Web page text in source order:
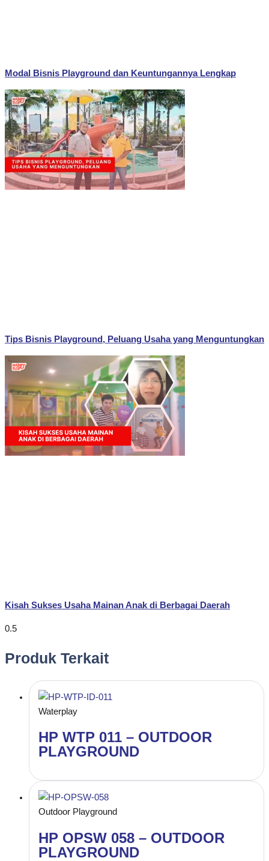
Modal Bisnis Playground dan Keuntungannya Lengkap
Tips Bisnis Playground, Peluang Usaha yang Menguntungkan
Kisah Sukses Usaha Mainan Anak di Berbagai Daerah
Produk Terkait
Waterplay
HP WTP 011 – OUTDOOR
PLAYGROUND
Outdoor Playground
HP OPSW 058 – OUTDOOR
PLAYGROUND